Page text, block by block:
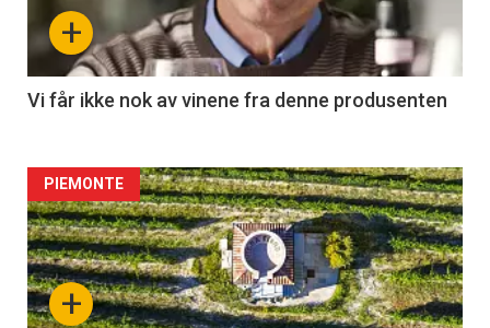
+
Vi får ikke nok av vinene fra denne produsenten
+
PIEMONTE